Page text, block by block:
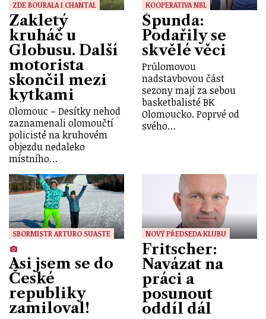
ZDE BOURALA I CHANTAL
Zakletý
kruháč u
Globusu. Další
motorista
skončil mezi
kytkami
Olomouc – Desítky nehod
zaznamenali olomoučtí
policisté na kruhovém
objezdu nedaleko
místního…
KOOPERATIVA NBL
Špunda:
Podařily se
skvělé věci
Průlomovou
nadstavbovou část
sezony mají za sebou
basketbalisté BK
Olomoucko. Poprvé od
svého…
SBORMISTR ARTURO SUASTE
Asi jsem se do
České
republiky
zamiloval!
NOVÝ PŘEDSEDA KLUBU
Fritscher:
Navázat na
práci a
posunout
oddíl dál